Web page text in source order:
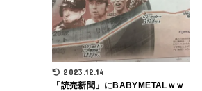
2023.12.14
「読売新聞」にBABYMETALｗｗ